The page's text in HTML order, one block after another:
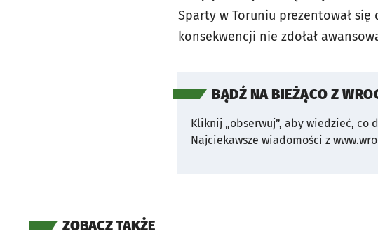
Sparty w Toruniu prezentował
konsekwencji nie zdołał
BĄDŹ NA BIEŻĄCO Z
Kliknij „obserwuj”, aby wiedzieć, co
Najciekawsze wiadomości z
ZOBACZ TAKŻE